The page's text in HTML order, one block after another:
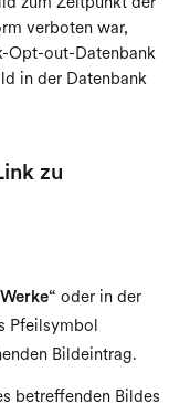
zum Zeitpunkt der
verboten war,
Opt-out-Datenbank
in der Datenbank
zu
oder in der
Pfeilsymbol
Bildeintrag.
betreffenden Bildes